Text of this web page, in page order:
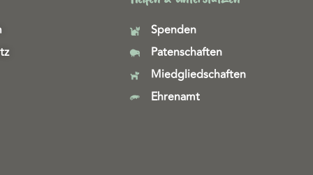
Spenden
Patenschaften
Miedgliedschaften
Ehrenamt